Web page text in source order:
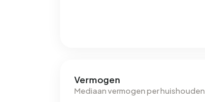
Vermogen
Mediaan vermogen per huishouden